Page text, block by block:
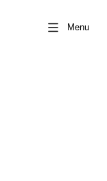
Menu